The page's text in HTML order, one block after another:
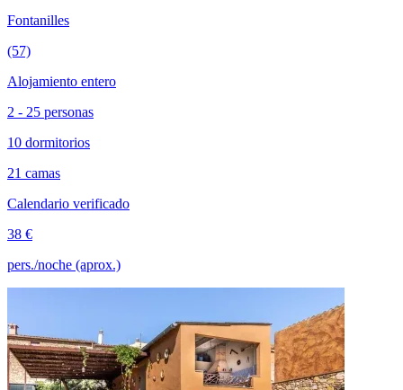
Fontanilles
(57)
Alojamiento entero
2 - 25 personas
10 dormitorios
21 camas
Calendario verificado
38 €
pers./noche (aprox.)